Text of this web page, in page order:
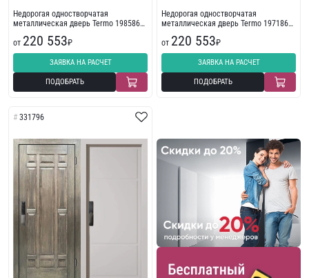
Недорогая одностворчатая
металлическая дверь Termo 198586
от 220 553₽
ЗАЯВКА НА РАСЧЕТ
ПОДОБРАТЬ
Недорогая одностворчатая
металлическая дверь Termo 197186
от 220 553₽
ЗАЯВКА НА РАСЧЕТ
ПОДОБРАТЬ
331796